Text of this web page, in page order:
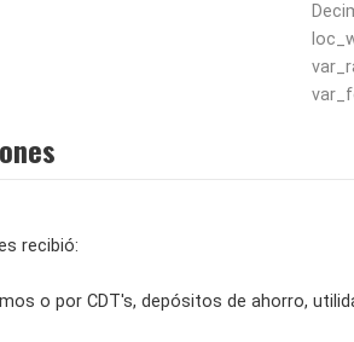
recibió:
o por CDT's, depósitos de ahorro,